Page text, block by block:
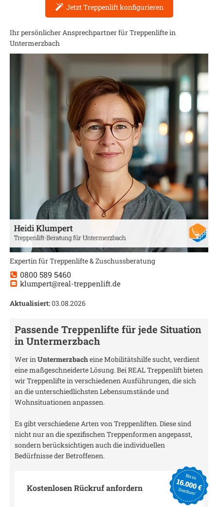
Jetzt Treppenlift konfigurieren
Ihr persönlicher Ansprechpartner für Treppenlifte in
Untermerzbach
Expertin für Treppenlifte & Zuschussberatung
0800 589 5460
klumpert@real-treppenlift.de
Aktualisiert:03.08.2026
Passende Treppenlifte für jede Situation
inUntermerzbach
Wer inUntermerzbacheine Mobilitätshilfe sucht, verdient
eine maßgeschneiderte Lösung. Bei REAL Treppenlift bieten
wir Treppenlifte in verschiedenen Ausführungen, die sich
an die unterschiedlichsten Lebensumstände und
Wohnsituationen anpassen.
Es gibt verschiedene Arten von Treppenliften. Diese sind
nicht nur an die spezifischen Treppenformen angepasst,
sondern berücksichtigen auch die individuellen
Bedürfnisse der Betroffenen.
Kostenlosen Rückruf anfordern